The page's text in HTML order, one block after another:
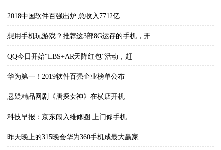
2018中国软件百强出炉 总收入7712亿
想用手机玩游戏？推荐这3部8G运存的手机，开
QQ今日开始“LBS+AR天降红包”活动，赶
华为第一！2019软件百强企业榜单公布
悬疑精品网剧《唐探女神》在横店开机
科技早报：京东闯入维修圈 上门修手机
昨天晚上的315晚会华为360手机成最大赢家